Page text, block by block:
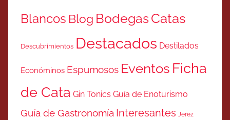
Blancos Blog BodegasCatas
Descubrimientos Destacados Destilados
Económinos Espumosos Eventos Ficha
de Cata Gin Tonics Guía de Enoturismo
Guía de Gastronomía Interesantes Jerez